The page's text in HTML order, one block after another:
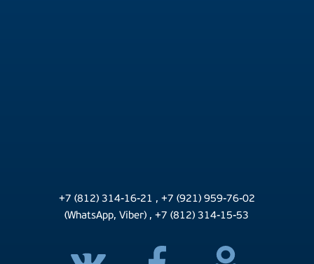
+7 (812) 314-16-21 , +7 (921) 959-76-02
(WhatsApp, Viber) ,+7 (812) 314-15-53